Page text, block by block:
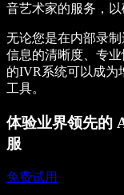
音艺术家的服务，
无论您是在内部录
信息的清晰度、专
的IVR系统可以成为
工具。
体验业界领先的
服
免费试用